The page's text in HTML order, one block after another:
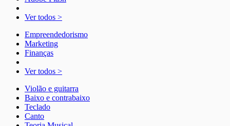
Ver todos >
Empreendedorismo
Marketing
Finanças
Ver todos >
Violão e guitarra
Baixo e contrabaixo
Teclado
Canto